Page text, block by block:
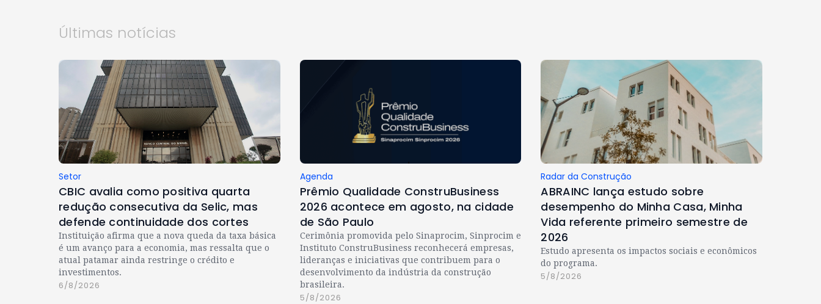
Últimas notícias
Setor
CBIC avalia como positiva quarta
redução consecutiva da Selic, mas
defende continuidade dos cortes
Instituição afirma que a nova queda da taxa básica
é um avanço para a economia, mas ressalta que o
atual patamar ainda restringe o crédito e
investimentos.
6/8/2026
Agenda
Prêmio Qualidade ConstruBusiness
2026 acontece em agosto, na cidade
de São Paulo
Cerimônia promovida pelo Sinaprocim, Sinprocim e
Instituto ConstruBusiness reconhecerá empresas,
lideranças e iniciativas que contribuem para o
desenvolvimento da indústria da construção
brasileira.
5/8/2026
Radar da Construção
ABRAINC lança estudo sobre
desempenho do Minha Casa, Minha
Vida referente primeiro semestre de
2026
Estudo apresenta os impactos sociais e econômicos
do programa.
5/8/2026